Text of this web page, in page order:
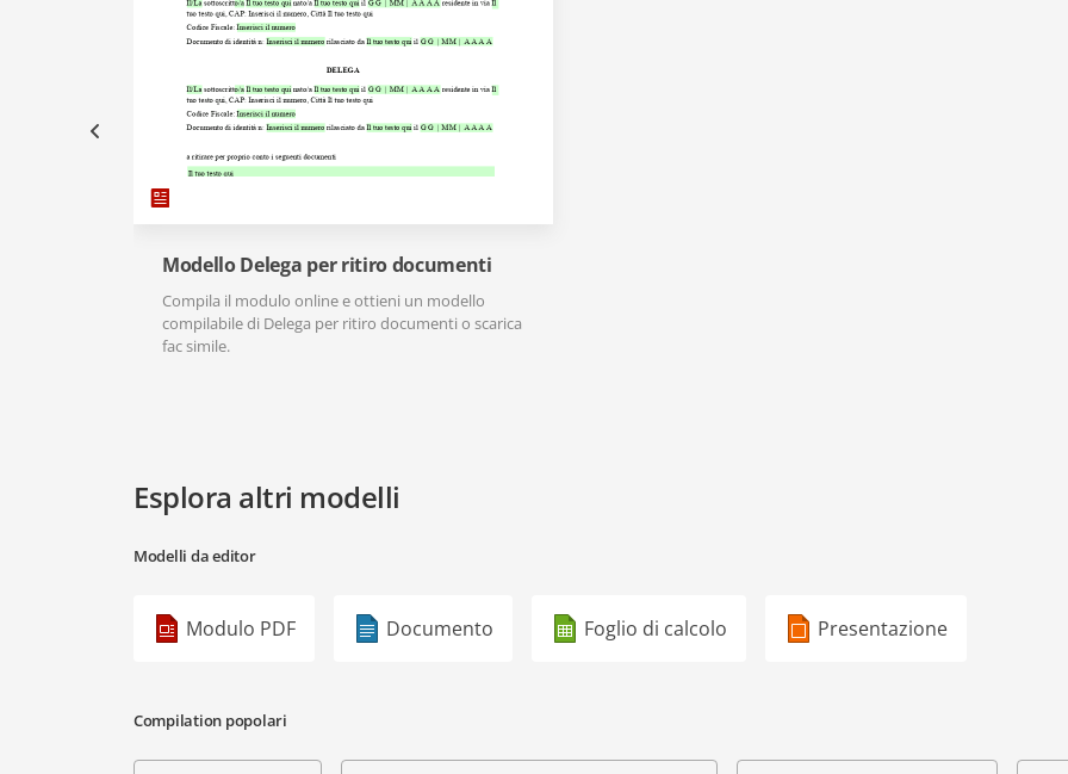
Modello Delega per ritiro documenti
Compila il modulo online e ottieni un modello
compilabile di Delega per ritiro documenti o scarica
fac simile.
Esplora altri modelli
Modelli da editor
Modulo PDF Documento Foglio di calcolo Presentazione
Compilation popolari